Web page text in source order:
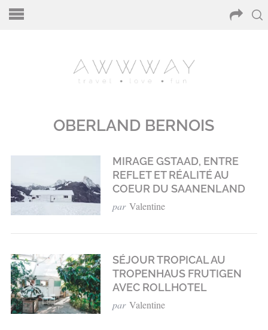
OBERLAND BERNOIS
MIRAGE GSTAAD, ENTRE
REFLET ET RÉALITÉ AU
COEUR DU SAANENLAND
par Valentine
SÉJOUR TROPICAL AU
TROPENHAUS FRUTIGEN
AVEC ROLLHOTEL
par Valentine